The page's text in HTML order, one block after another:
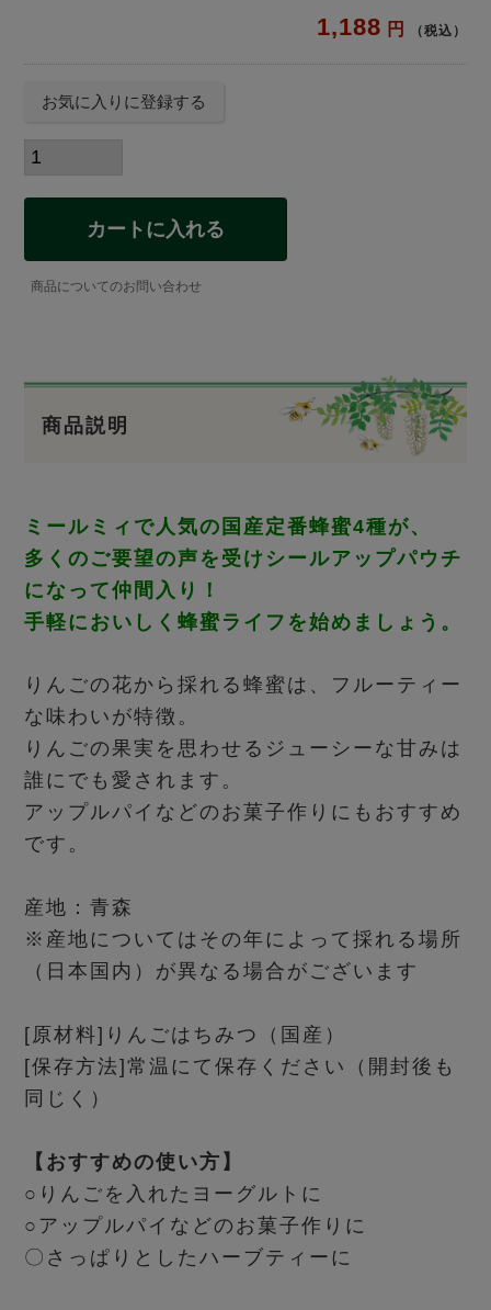
1,188 税込
お気に入りに登録する
カートに入れる
商品についてのお問い合わせ
商品説明
ミールミィで人気の国産定番蜂蜜4種が、
多くのご要望の声を受けシールアップパウチ
になって仲間入り！
手軽においしく蜂蜜ライフを始めましょう。
りんごの花から採れる蜂蜜は、フルーティー
な味わいが特徴。
りんごの果実を思わせるジューシーな甘みは
誰にでも愛されます。
アップルパイなどのお菓子作りにもおすすめ
です。
産地：青森
※産地についてはその年によって採れる場所
（日本国内）が異なる場合がございます
[原材料]りんごはちみつ（国産）
[保存方法]常温にて保存ください（開封後も
同じく）
【おすすめの使い方】
○りんごを入れたヨーグルトに
○アップルパイなどのお菓子作りに
〇さっぱりとしたハーブティーに